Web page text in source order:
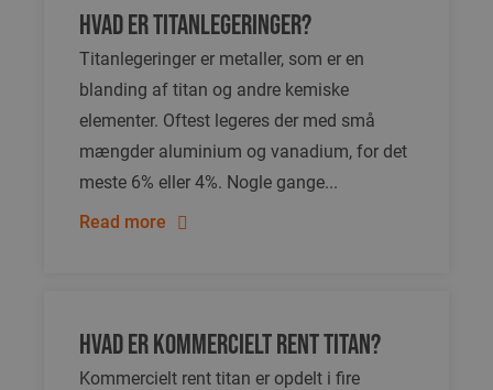
Hvad er titanlegeringer?
Titanlegeringer er metaller, som er en
blanding af titan og andre kemiske
elementer. Oftest legeres der med små
mængder aluminium og vanadium, for det
meste 6% eller 4%. Nogle gange...
Read more
Hvad er kommercielt rent titan?
Kommercielt rent titan er opdelt i fire